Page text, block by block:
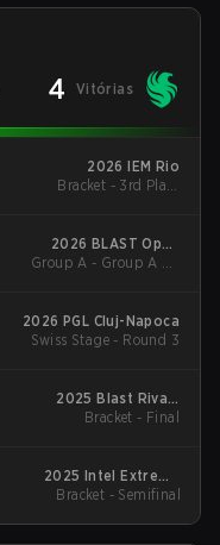
4 Vitórias
2026 IEM Rio
Bracket - 3rd Place
2026 BLAST Open
Spring Rotterdam
Group A - Group A LB
2026 PGL Cluj-Napoca
Swiss Stage - Round 3
2025 Blast Rivals
Season 2
Bracket - Final
2025 Intel Extreme
Masters Chengdu
Bracket - Semifinal